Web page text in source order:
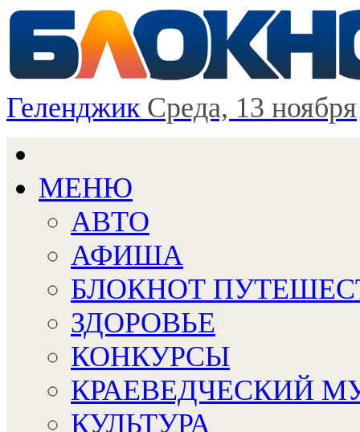
Геленджик Среда, 13 ноября
МЕНЮ
АВТО
АФИША
БЛОКНОТ
ЗДОРОВЬЕ
КОНКУРСЫ
КРАЕВЕДЧЕСКИЙ
КУЛЬТУРА